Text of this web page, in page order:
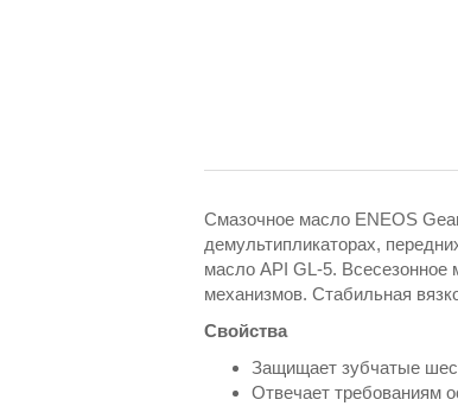
Смазочное масло ENEOS
демультипликаторах,
масло API GL-5. Всесезонное
механизмов. Стабильная
Свойства
Защищает зубчатые
Отвечает требованиям